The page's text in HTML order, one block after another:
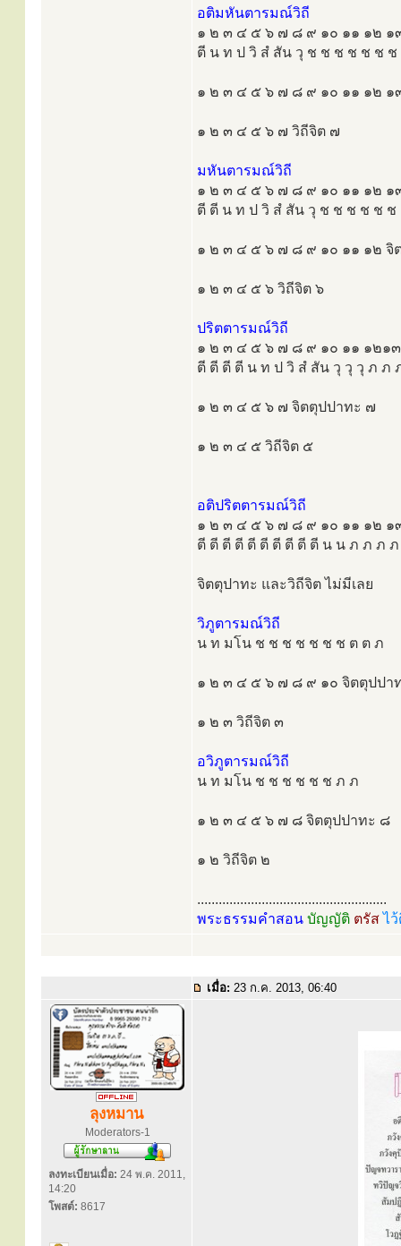
อติมหันตารมณ์วิถี
๑ ๒ ๓ ๔ ๕ ๖ ๗ ๘ ๙ ๑๐ ๑๑ ๑๒
ตี น ท ป วิ สํ สัน วุ ช ช ช ช ช ช ช
๑ ๒ ๓ ๔ ๕ ๖ ๗ ๘ ๙ ๑๐ ๑๑ ๑๒ ๑
๑ ๒ ๓ ๔ ๕ ๖ ๗ วิถีจิต ๗
มหันตารมณ์วิถี
๑ ๒ ๓ ๔ ๕ ๖ ๗ ๘ ๙ ๑๐ ๑๑ ๑๒
ตี ตี น ท ป วิ สํ สัน วุ ช ช ช ช ช ช
๑ ๒ ๓ ๔ ๕ ๖ ๗ ๘ ๙ ๑๐ ๑๑ ๑๒ จิ
๑ ๒ ๓ ๔ ๕ ๖ วิถีจิต ๖
ปริตตารมณ์วิถี
๑ ๒ ๓ ๔ ๕ ๖ ๗ ๘ ๙ ๑๐ ๑๑ ๑๒๑
ตี ตี ตี ตี น ท ป วิ สํ สัน วุ วุ วุ ภ ภ
๑ ๒ ๓ ๔ ๕ ๖ ๗ จิตตุปปาทะ ๗
๑ ๒ ๓ ๔ ๕ วิถีจิต ๕
อติปริตตารมณ์วิถี
๑ ๒ ๓ ๔ ๕ ๖ ๗ ๘ ๙ ๑๐ ๑๑ ๑๒
ตี ตี ตี ตี ตี ตี ตี ตี ตี ตี น น ภ ภ ภ
จิตตุปาทะ และวิถีจิต ไม่มีเลย
วิภูตารมณ์วิถี
น ท มโน ช ช ช ช ช ช ช ต ต ภ
๑ ๒ ๓ ๔ ๕ ๖ ๗ ๘ ๙ ๑๐ จิตตุปปา
๑ ๒ ๓ วิถีจิต ๓
อวิภูตารมณ์วิถี
น ท มโน ช ช ช ช ช ช ภ ภ
๑ ๒ ๓ ๔ ๕ ๖ ๗ ๘ จิตตุปปาทะ ๘
๑ ๒ วิถีจิต ๒
.....................................................
พระธรรมคำสอน บัญญัติ ตรัสไ
เมื่อ: 23 ก.ค. 2013, 06:40
ลุงหมาน
Moderators-1
ลงทะเบียนเมื่อ: 24 พ.ค. 2011,
14:20
โพสต์: 8617